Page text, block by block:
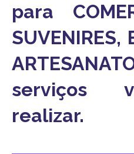
para
SUVENIRES,
serviços
realizar.